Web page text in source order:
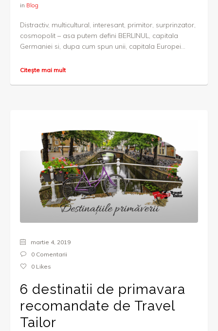
in Blog
Distractiv, multicultural, interesant, primitor, surprinzator,
cosmopolit – asa putem defini BERLINUL, capitala
Germaniei si, dupa cum spun unii, capitala Europei...
Citește mai mult
martie 4, 2019
0 Comentarii
0Likes
6 destinatii de primavara
recomandate de Travel
Tailor